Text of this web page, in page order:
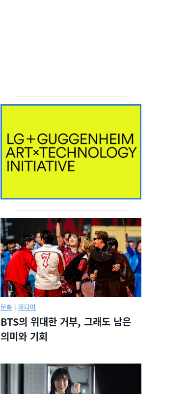
문화 | 미디어
BTS의 위대한 거부, 그래도 남은
의미와 기회